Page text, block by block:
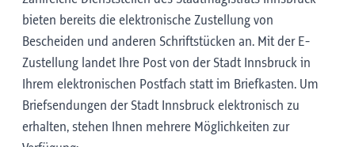
bieten bereits die elektronische Zustellung von
Bescheiden und anderen Schriftstücken an. Mit der E-
Zustellung landet Ihre Post von der Stadt Innsbruck in
Ihrem elektronischen Postfach statt im Briefkasten. Um
Briefsendungen der Stadt Innsbruck elektronisch zu
erhalten, stehen Ihnen mehrere Möglichkeiten zur